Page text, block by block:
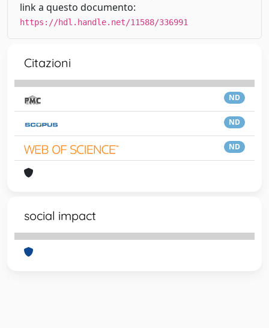
link a questo documento:
https://hdl.handle.net/11588/336991
Citazioni
ND
ND
ND
social impact